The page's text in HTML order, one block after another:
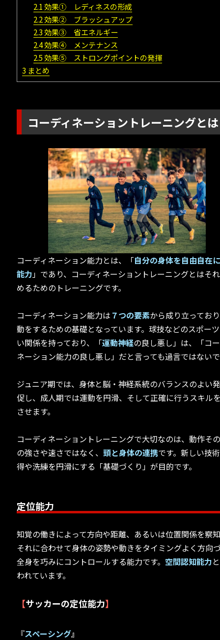
2.1効果① レディネスの形成
2.2効果② ブラッシュアップ
2.3効果③ 省エネルギー
2.4効果④ メンテナンス
2.5効果⑤ ストロングポイントの発揮
3 まとめ
コーディネーショントレーニングと
コーディネーション能力とは、「自分の身体を自由自在
能力」であり、コーディネーショントレーニングとはそ
めるためのトレーニングです。
コーディネーション能力は ７つの要素から成り立ってお
動をするための基礎となっています。球技などのスポー
い関係を持っており、「運動神経の良し悪し」は、「コ
ネーション能力の良し悪し」だと言っても過言ではない
ジュニア期では、身体と脳・神経系統のバランスのよい
促し、成人期では運動を円滑、そして正確に行うスキル
させます。
コーディネーショントレーニングで大切なのは、動作そ
の強さや速さではなく、頭と身体の連携です。新しい技
得や洗練を円滑にする「基礎づくり」が目的です。
定位能力
知覚の働きによって方向や距離、あるいは位置関係を察
それに合わせて身体の姿勢や動きをタイミングよく方向
全身を巧みにコントロールする能力です。 空間認知能力
われています。
【サッカーの定位能力】
『スペーシング』